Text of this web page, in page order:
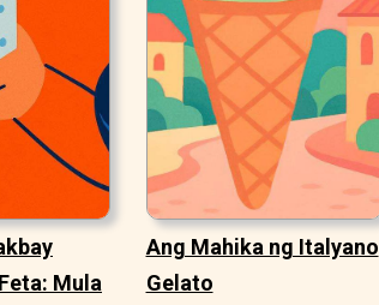
Mula
Ang Mahika ng Italyano
Gelato